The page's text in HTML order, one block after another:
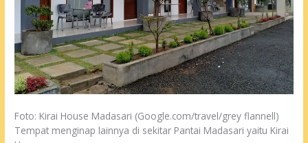
Foto: Kirai House Madasari (Google.com/travel/grey flannell)
Tempat menginap lainnya di sekitar Pantai Madasari yaitu Kirai